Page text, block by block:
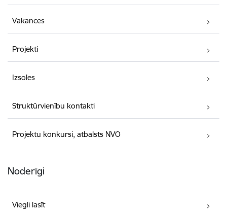
Vakances
Projekti
Izsoles
Struktūrvienību kontakti
Projektu konkursi, atbalsts NVO
Noderīgi
Viegli lasīt